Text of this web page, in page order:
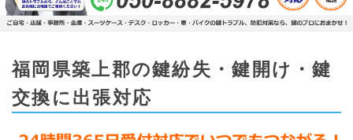
福岡県築上郡の鍵紛失・鍵開け・鍵
交換に出張対応